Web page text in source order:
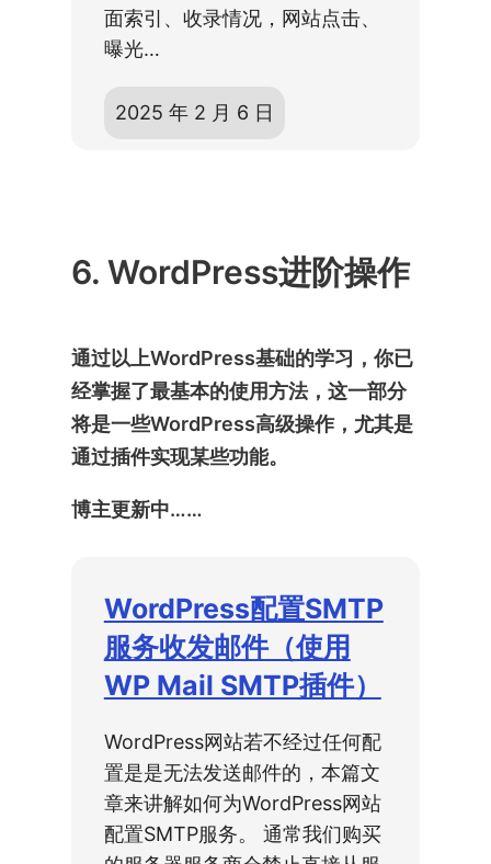
面索引、收录情况，网站点击、
曝光…
2025 年 2 月 6 日
6. WordPress进阶操作
通过以上WordPress基础的学习，你已
经掌握了最基本的使用方法，这一部分
将是一些WordPress高级操作，尤其是
通过插件实现某些功能。
博主更新中……
WordPress配置SMTP
服务收发邮件（使用
WP Mail SMTP插件）
WordPress网站若不经过任何配
置是是无法发送邮件的，本篇文
章来讲解如何为WordPress网站
配置SMTP服务。 通常我们购买